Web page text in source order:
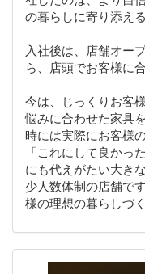
の暮らしに寄り添え
入社後は、店舗オー
ら、店頭でお客様に
今は、じっくりお客
悩みに合わせた家具
時には実際にお客様
「これにして良かっ
にも代えがたい大き
少人数体制の店舗で
様の理想の暮らしづ